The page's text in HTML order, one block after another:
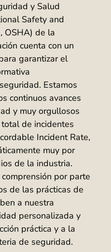
y Salud
Safety and
OSHA) de la
cuenta con un
garantizar el
Estamos
continuos avances
y muy orgullosos
de incidentes
Incident Rate,
muy por
de la industria.
por parte
de las prácticas de
a nuestra
personalizada y
práctica y a la
de seguridad.